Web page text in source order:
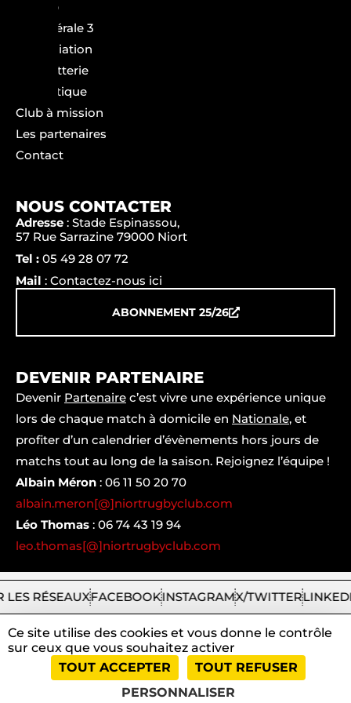
Le club
La Fédérale 3
L’association
La billetterie
La boutique
Club à mission
Les partenaires
Contact
NOUS CONTACTER
Adresse : Stade Espinassou,
57 Rue Sarrazine 79000 Niort
Tel : 05 49 28 07 72
Mail : Contactez-nous ici
ABONNEMENT 25/26
DEVENIR PARTENAIRE
Devenir Partenaire c’est vivre une expérience unique
lors de chaque match à domicile en Nationale, et
profiter d’un calendrier d’évènements hors jours de
matchs tout au long de la saison. Rejoignez l’équipe !
Albain Méron : 06 11 50 20 70
albain.meron[@]niortrugbyclub.com
Léo Thomas : 06 74 43 19 94
leo.thomas[@]niortrugbyclub.com
RÉSEAUXFACEBOOKINSTAGRAMX/TWITTER
Niort
2026
|Mentions
|Tous
|
Ce site utilise des cookies et vous donne le contrôle
sur ceux que vous souhaitez activer
TOUT ACCEPTER
TOUT REFUSER
PERSONNALISER